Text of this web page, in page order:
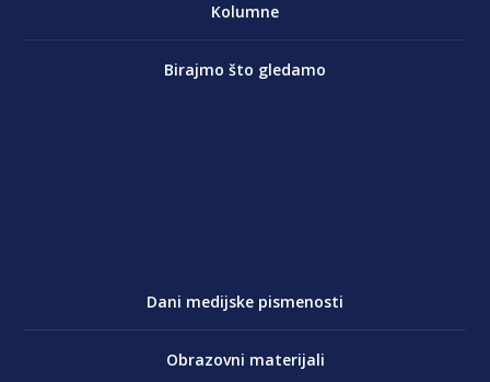
Kolumne
Birajmo što gledamo
Dani medijske pismenosti
Obrazovni materijali